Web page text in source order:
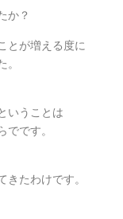
か？
とが増える度に
いうことは
です。
きたわけです。